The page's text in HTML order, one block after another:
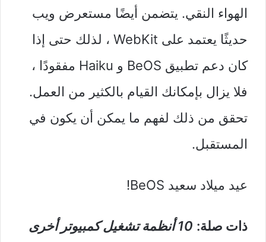
الهواء النقي. يتضمن أيضًا مستعرض ويب
حديثًا يعتمد على WebKit ، لذلك حتى إذا
كان دعم تطبيق BeOS و Haiku مفقودًا ،
فلا يزال بإمكانك القيام بالكثير من العمل.
تحقق من ذلك لفهم ما يمكن أن يكون في
المستقبل.
عيد ميلاد سعيد BeOS!
ذات صلة:
10 أنظمة تشغيل كمبيوتر أخرى